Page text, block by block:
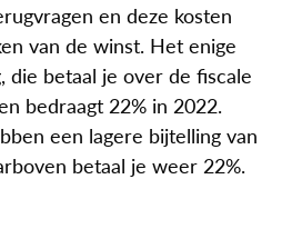
en deze kosten
van de winst. Het enige
die betaal je over de fiscale
bedraagt 22% in 2022.
een lagere bijtelling van
betaal je weer 22%.